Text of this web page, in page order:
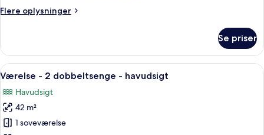
-Flere oplysninger
Flere
-
kingsize-
-
havudsigt
Se priser
Indlæs
alle
billeder
af
Værelse
Et hotelværelse med to senge, et
5
Værelse - 2 dobbeltsenge - havudsigt
Havudsigt
42 m²
1 soveværelse